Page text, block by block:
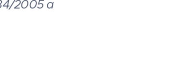
2005 a